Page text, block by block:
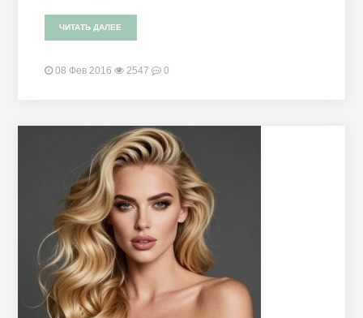
ЧИТАТЬ ДАЛЕЕ
08 Фев 2016 2547 0